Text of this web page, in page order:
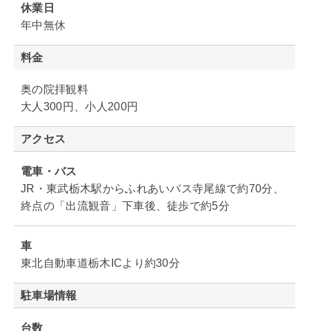
休業日
年中無休
料金
奥の院拝観料
大人300円、小人200円
アクセス
電車・バス
JR・東武栃木駅からふれあいバス寺尾線で約70分、
終点の「出流観音」下車後、徒歩で約5分
車
東北自動車道栃木ICより約30分
駐車場情報
台数